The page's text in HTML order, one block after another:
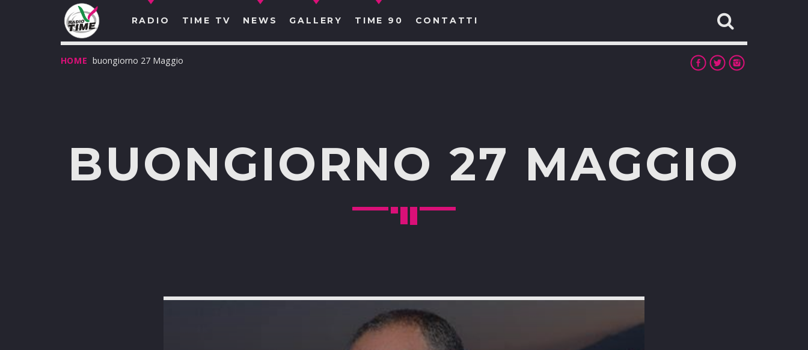
RADIO TIME TV NEWS GALLERY TIME 90 CONTATTI
HOME buongiorno 27 Maggio
BUONGIORNO 27 MAGGIO